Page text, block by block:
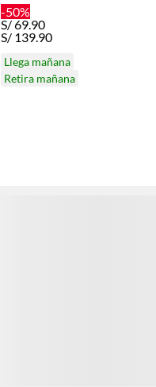
-50%
S/69.90
S/ 139.90
Llega mañana
Retira mañana